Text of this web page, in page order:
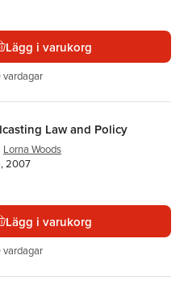
Lägg i varukorg
vardagar
Law and Policy
Lorna Woods
2007
Lägg i varukorg
vardagar